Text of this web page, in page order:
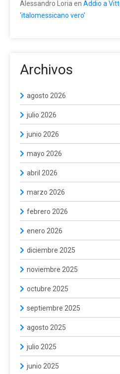
Alessandro Loria en Addio a
‘italomessicano vero’
Archivos
agosto 2026
julio 2026
junio 2026
mayo 2026
abril 2026
marzo 2026
febrero 2026
enero 2026
diciembre 2025
noviembre 2025
octubre 2025
septiembre 2025
agosto 2025
julio 2025
junio 2025